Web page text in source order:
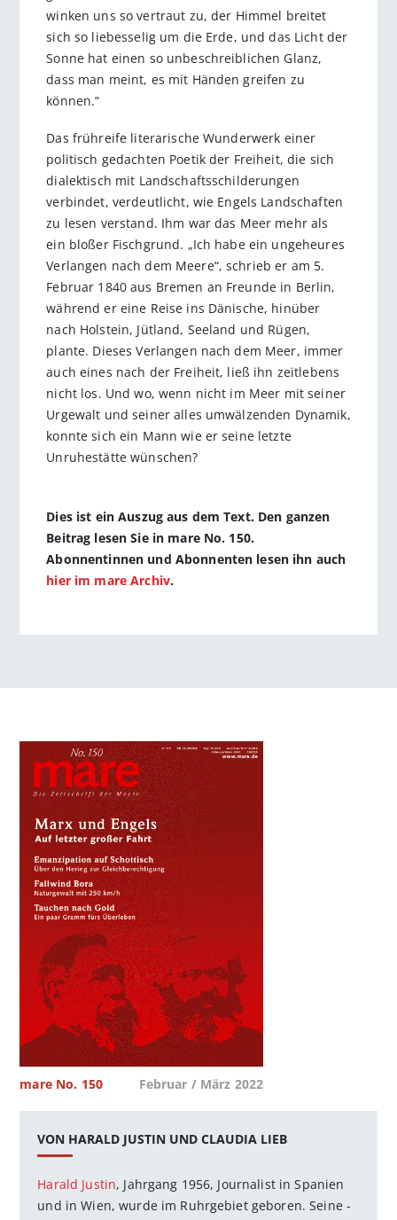
winken uns so vertraut zu, der Himmel breitet
sich so liebesselig um die Erde, und das Licht der
Sonne hat einen so unbeschreiblichen Glanz,
dass man meint, es mit Händen greifen zu
können.“
Das frühreife literarische Wunderwerk einer
politisch gedachten Poetik der Freiheit, die sich
dialektisch mit Landschaftsschilderungen
verbindet, verdeutlicht, wie Engels Landschaften
zu lesen verstand. Ihm war das Meer mehr als
ein bloßer Fischgrund. „Ich habe ein ungeheures
Verlangen nach dem Meere“, schrieb er am 5.
Februar 1840 aus Bremen an Freunde in Berlin,
während er eine Reise ins Dänische, hinüber
nach Holstein, Jütland, Seeland und Rügen,
plante. Dieses Verlangen nach dem Meer, immer
auch eines nach der Freiheit, ließ ihn zeitlebens
nicht los. Und wo, wenn nicht im Meer mit seiner
Urgewalt und seiner alles umwälzenden Dynamik,
konnte sich ein Mann wie er seine letzte
Unruhestätte wünschen?
Dies ist ein Auszug aus dem Text. Den ganzen
Beitrag lesen Sie in mare No. 150.
Abonnentinnen und Abonnenten lesen ihn auch
hier im mare Archiv.
mare No. 150 Februar / März 2022
VON HARALD JUSTIN UND CLAUDIA LIEB
Harald Justin, Jahrgang 1956, Journalist in Spanien
und in Wien, wurde im Ruhrgebiet geboren. Seine ­